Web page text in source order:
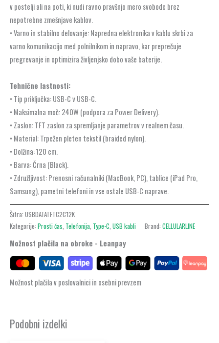
v postelji ali na poti, ki nudi ravno pravšnjo mero svobode brez
nepotrebne zmešnjave kablov.
• Varno in stabilno delovanje: Napredna elektronika v kablu skrbi za
varno komunikacijo med polnilnikom in napravo, kar preprečuje
pregrevanje in optimizira življenjsko dobo vaše baterije.
Tehnične lastnosti:
• Tip priključka: USB-C v USB-C.
• Maksimalna moč: 240W (podpora za Power Delivery).
• Zaslon: TFT zaslon za spremljanje parametrov v realnem času.
• Material: Trpežen pleten tekstil (braided nylon).
• Dolžina: 120 cm.
• Barva: Črna (Black).
• Združljivost: Prenosni računalniki (MacBook, PC), tablice (iPad Pro,
Samsung), pametni telefoni in vse ostale USB-C naprave.
Šifra: USBDATATFTC2C12K
Kategorije: Prosti čas Telefonija Type-C USB kabli Brand: CELLULARLINE
Možnost plačila na obroke - Leanpay
Možnost plačila v poslovalnici in osebni prevzem
Podobni izdelki